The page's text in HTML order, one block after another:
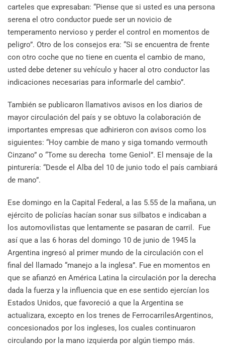
carteles que expresaban: “Piense que si usted es una persona
serena el otro conductor puede ser un novicio de
temperamento nervioso y perder el control en momentos de
peligro”. Otro de los consejos era: “Si se encuentra de frente
con otro coche que no tiene en cuenta el cambio de mano,
usted debe detener su vehículo y hacer al otro conductor las
indicaciones necesarias para informarle del cambio”.
También se publicaron llamativos avisos en los diarios de
mayor circulación del país y se obtuvo la colaboración de
importantes empresas que adhirieron con avisos como los
siguientes: “Hoy cambie de mano y siga tomando vermouth
Cinzano” o “Tome su derecha tome Geniol”. El mensaje de la
pinturería: “Desde el Alba del 10 de junio todo el país cambiará
de mano”.
Ese domingo en la Capital Federal, a las 5.55 de la mañana, un
ejército de policías hacían sonar sus silbatos e indicaban a
los automovilistas que lentamente se pasaran de carril. Fue
así que a las 6 horas del domingo 10 de junio de 1945 la
Argentina ingresó al primer mundo de la circulación con el
final del llamado “manejo a la inglesa”. Fue en momentos en
que se afianzó en América Latina la circulación por la derecha
dada la fuerza y la influencia que en ese sentido ejercían los
Estados Unidos, que favoreció a que la Argentina se
actualizara, excepto en los trenes de FerrocarrilesArgentinos,
concesionados por los ingleses, los cuales continuaron
circulando por la mano izquierda por algún tiempo más.